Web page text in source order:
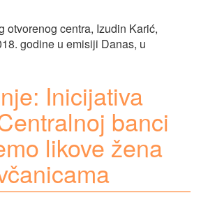
otvorenog centra, Izudin Karić,
godine u emisiji Danas, u
Inicijativa
banci
likove žena